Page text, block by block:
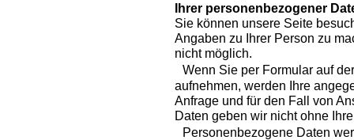
Ihrer personenbezogener
Sie können unsere Seite
Angaben zu Ihrer Person zu
nicht möglich.
Wenn Sie per Formular auf
aufnehmen, werden Ihre
Anfrage und für den Fall von
Daten geben wir nicht ohne
Personenbezogene Daten